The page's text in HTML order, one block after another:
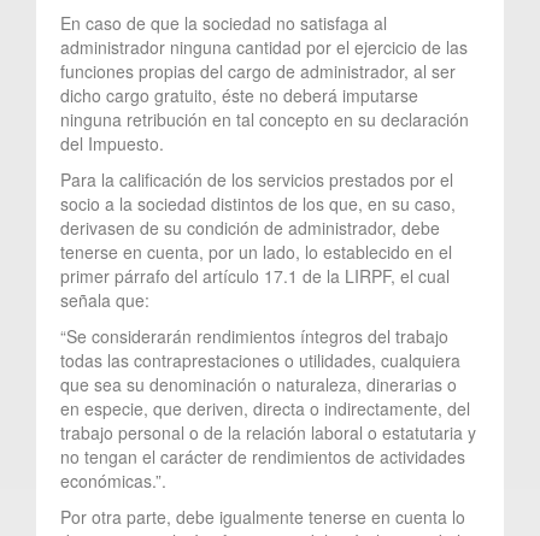
En caso de que la sociedad no satisfaga al
administrador ninguna cantidad por el ejercicio de las
funciones propias del cargo de administrador, al ser
dicho cargo gratuito, éste no deberá imputarse
ninguna retribución en tal concepto en su declaración
del Impuesto.
Para la calificación de los servicios prestados por el
socio a la sociedad distintos de los que, en su caso,
derivasen de su condición de administrador, debe
tenerse en cuenta, por un lado, lo establecido en el
primer párrafo del artículo 17.1 de la LIRPF, el cual
señala que:
“Se considerarán rendimientos íntegros del trabajo
todas las contraprestaciones o utilidades, cualquiera
que sea su denominación o naturaleza, dinerarias o
en especie, que deriven, directa o indirectamente, del
trabajo personal o de la relación laboral o estatutaria y
no tengan el carácter de rendimientos de actividades
económicas.”.
Por otra parte, debe igualmente tenerse en cuenta lo